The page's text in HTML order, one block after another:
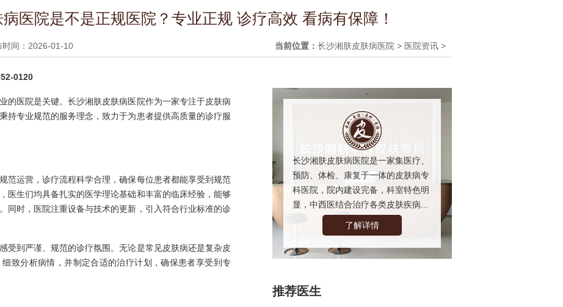
医院是不是正规医院？专业正规 诊疗高效 看病有保障！
时间：2026-01-10 当前位置： 长沙湘肤皮肤病医院 > 医院资讯 >
0120
的医院是关键。长沙湘肤皮肤病医院作为一家专注于皮肤病
持专业规范的服务理念，致力于为患者提供高质量的诊疗服
范运营，诊疗流程科学合理，确保每位患者都能享受到规范
医生们均具备扎实的医学理论基础和丰富的临床经验，能够
同时，医院注重设备与技术的更新，引入符合行业标准的诊
受到严谨、规范的诊疗氛围。无论是常见皮肤病还是复杂皮
致分析病情，并制定合适的治疗计划，确保患者享受到专
长沙湘肤皮肤病医院是一家集医疗、
预防、体检、康复于一体的皮肤病专
科医院，院内建设完备，科室特色明
显，中西医结合治疗各类皮肤疾病...
了解详情
推荐医生